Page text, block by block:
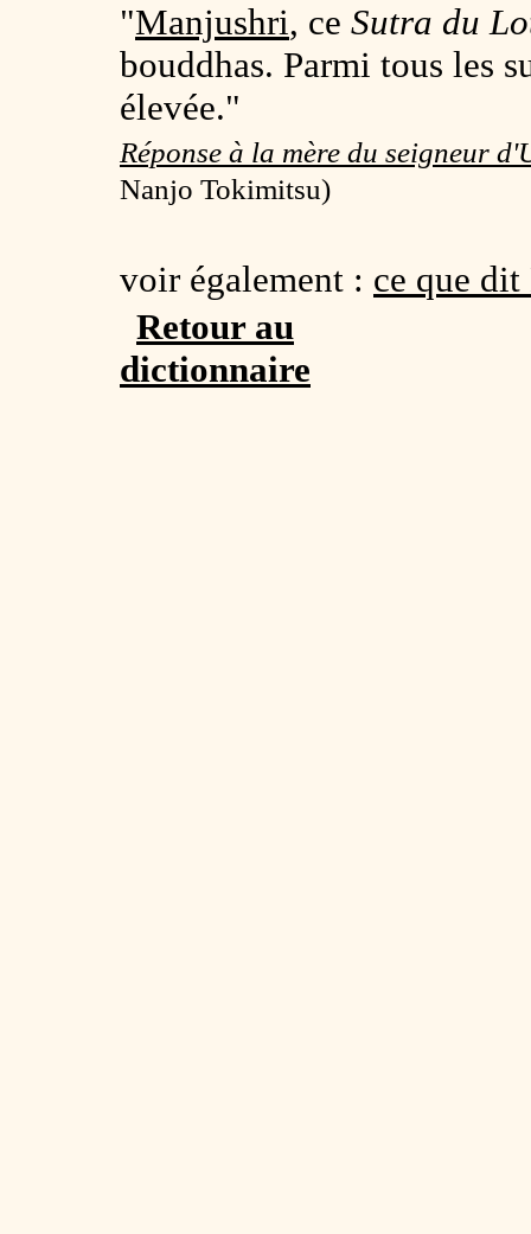
"Manjushri, ce Sutra du
bouddhas. Parmi tous les
élevée."
Réponse à la mère du seigneur
Nanjo Tokimitsu)
voir également : ce que
Retour au
dictionnaire